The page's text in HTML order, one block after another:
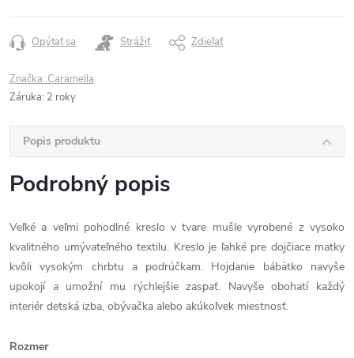
Opýtať sa Strážiť Zdieľať
Značka: Caramella
Záruka: 2 roky
Popis produktu
Podrobný popis
Veľké a veľmi pohodlné kreslo v tvare mušle vyrobené z vysoko
kvalitného umývateľného textilu. Kreslo je ľahké pre dojčiace matky
kvôli vysokým chrbtu a podrúčkam. Hojdanie bábätko navyše
upokojí a umožní mu rýchlejšie zaspať. Navyše obohatí každý
interiér detská izba, obývačka alebo akúkoľvek miestnosť.
Rozmer